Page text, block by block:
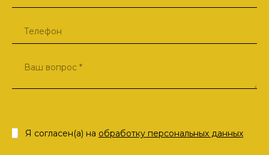
Я согласен(а) на обработку персональных данных